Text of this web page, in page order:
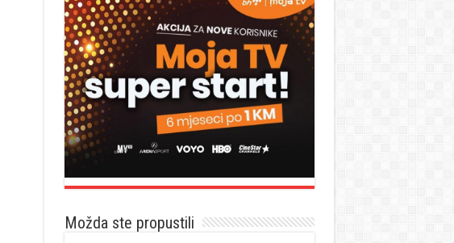
Možda ste propustili